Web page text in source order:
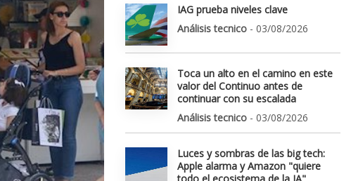
IAG prueba niveles clave
Análisis tecnico - 03/08/2026
Toca un alto en el camino en este
valor del Continuo antes de
continuar con su escalada
Análisis tecnico - 03/08/2026
Luces y sombras de las big tech:
Apple alarma y Amazon "quiere